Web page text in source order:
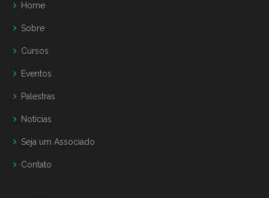
Home
Sobre
Cursos
Eventos
Palestras
Notícias
Seja um Associado
Contato